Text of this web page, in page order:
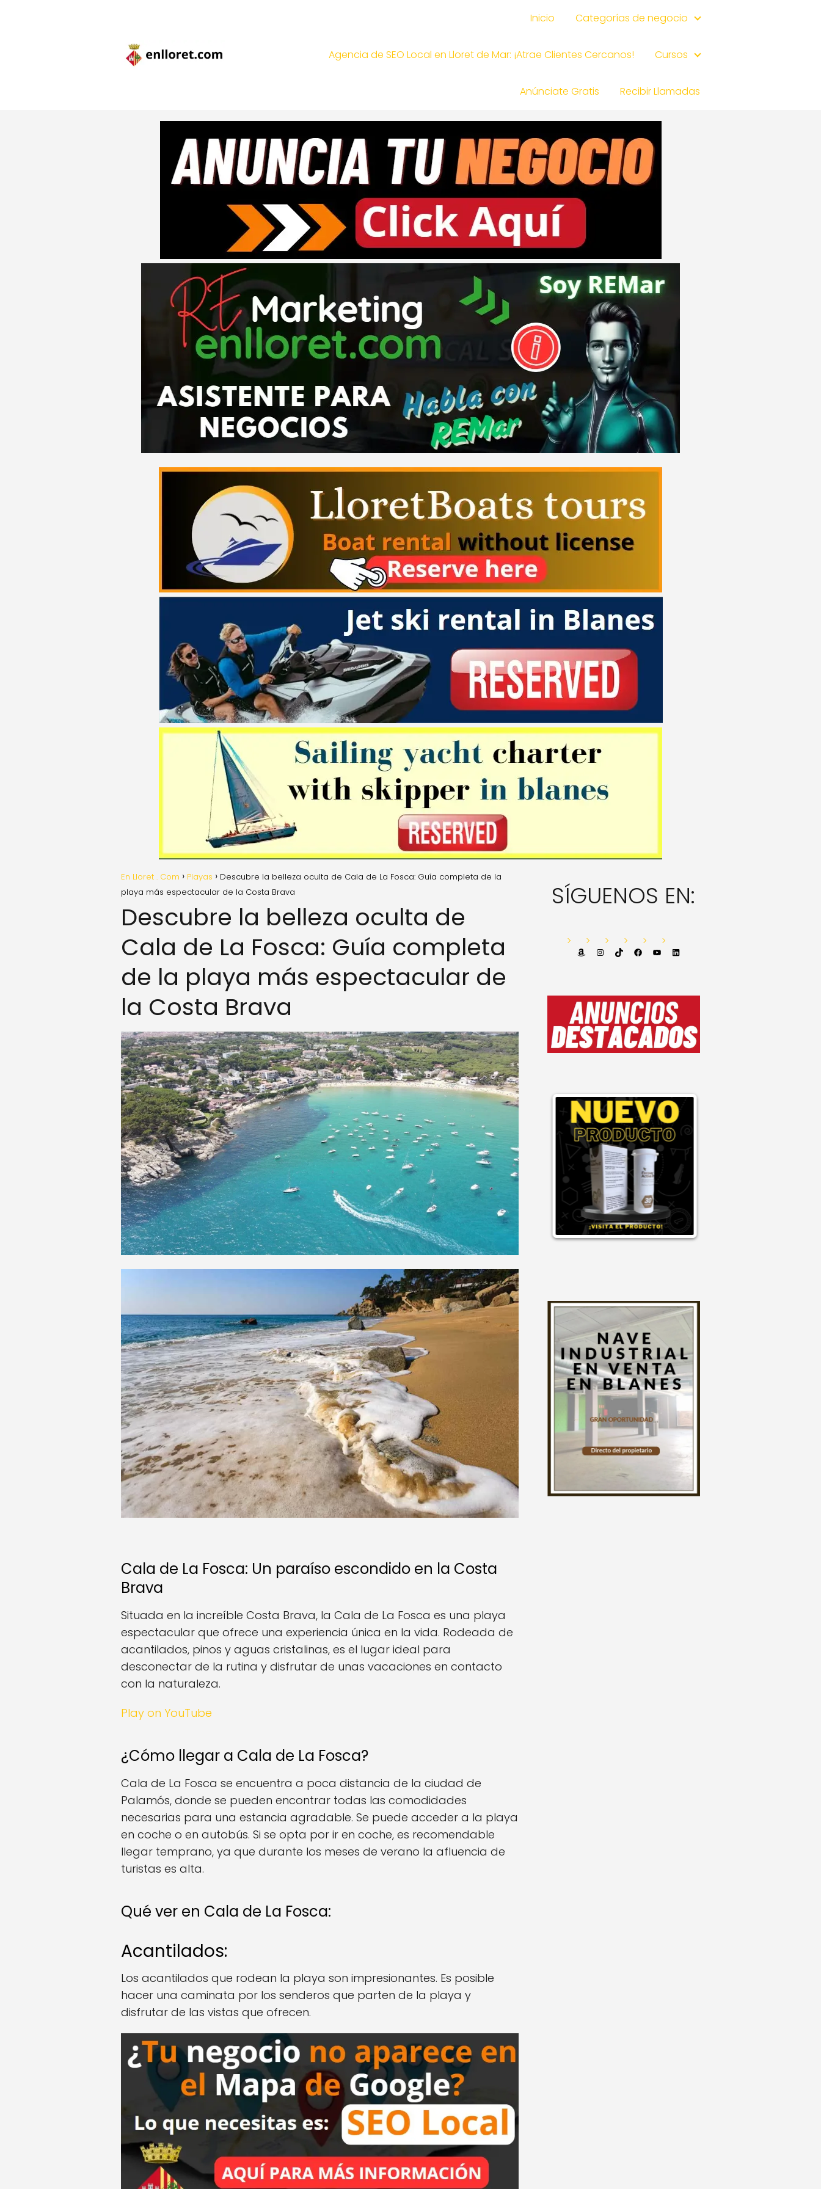
Inicio Categorías de negocio
Agencia de SEO Local en Lloret de Mar: ¡Atrae Clientes Cercanos! Cursos
Anúnciate Gratis Recibir Llamadas
En Lloret . Com Playas
Descubre la belleza oculta de Cala de La Fosca: Guía completa de la
playa más espectacular de la Costa Brava
Descubre la belleza oculta de
Cala de La Fosca: Guía completa
de la playa más espectacular de
la Costa Brava
Cala de La Fosca: Un paraíso escondido en la Costa
Brava
Situada en la increíble Costa Brava, la Cala de La Fosca es una playa
espectacular que ofrece una experiencia única en la vida. Rodeada de
acantilados, pinos y aguas cristalinas, es el lugar ideal para
desconectar de la rutina y disfrutar de unas vacaciones en contacto
con la naturaleza.
Play on YouTube
¿Cómo llegar a Cala de La Fosca?
Cala de La Fosca se encuentra a poca distancia de la ciudad de
Palamós, donde se pueden encontrar todas las comodidades
necesarias para una estancia agradable. Se puede acceder a la playa
en coche o en autobús. Si se opta por ir en coche, es recomendable
llegar temprano, ya que durante los meses de verano la afluencia de
turistas es alta.
Qué ver en Cala de La Fosca:
Acantilados:
Los acantilados que rodean la playa son impresionantes. Es posible
hacer una caminata por los senderos que parten de la playa y
disfrutar de las vistas que ofrecen.
SÍGUENOS EN:
AmazonInstagram
TikTokFacebook
YouTubeLinkedIn